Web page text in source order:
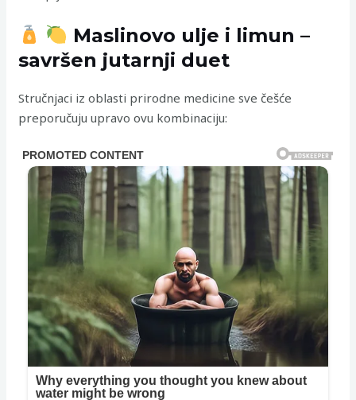
Maslinovo ulje i limun –
savršen jutarnji duet
Stručnjaci iz oblasti prirodne medicine sve češće
preporučuju upravo ovu kombinaciju: